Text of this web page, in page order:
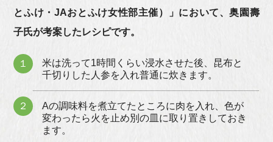
とふけ・JAおとふけ女性部主催）」において、奥園壽
子氏が考案したレシピです。
１
米は洗って1時間くらい浸水させた後、昆布と
千切りした人参を入れ普通に炊きます。
２
Aの調味料を煮立てたところに肉を入れ、色が
変わったら火を止め別の皿に取り置きしておき
ます。